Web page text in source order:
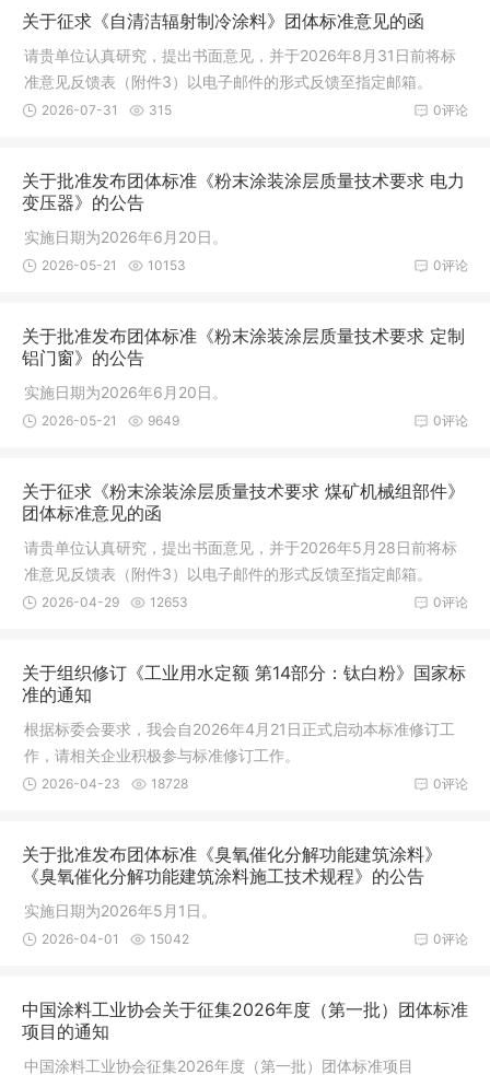
日。
关于征求《自清洁辐射制冷涂料》团体标准意见的函
请贵单位认真研究，提出书面意见，并于2026年8月31日前将标
准意见反馈表（附件3）以电子邮件的形式反馈至指定邮箱。
0评论
2026-07-31 315
关于批准发布团体标准《粉末涂装涂层质量技术要求 电力
变压器》的公告
实施日期为2026年6月20日。
0评论
2026-05-21 10153
关于批准发布团体标准《粉末涂装涂层质量技术要求 定制
铝门窗》的公告
实施日期为2026年6月20日。
0评论
2026-05-21 9649
关于征求《粉末涂装涂层质量技术要求 煤矿机械组部件》
团体标准意见的函
请贵单位认真研究，提出书面意见，并于2026年5月28日前将标
准意见反馈表（附件3）以电子邮件的形式反馈至指定邮箱。
0评论
2026-04-29 12653
关于组织修订《工业用水定额 第14部分：钛白粉》国家标
准的通知
根据标委会要求，我会自2026年4月21日正式启动本标准修订工
作，请相关企业积极参与标准修订工作。
0评论
2026-04-23 18728
关于批准发布团体标准《臭氧催化分解功能建筑涂料》
《臭氧催化分解功能建筑涂料施工技术规程》的公告
实施日期为2026年5月1日。
0评论
2026-04-01 15042
中国涂料工业协会关于征集2026年度（第一批）团体标准
项目的通知
中国涂料工业协会征集2026年度（第一批）团体标准项目